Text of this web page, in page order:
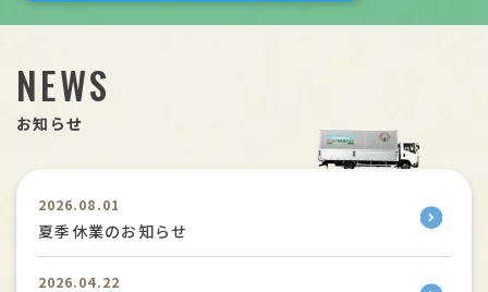
NEWS
お知らせ
2026.08.01
夏季休業のお知らせ
2026.04.22